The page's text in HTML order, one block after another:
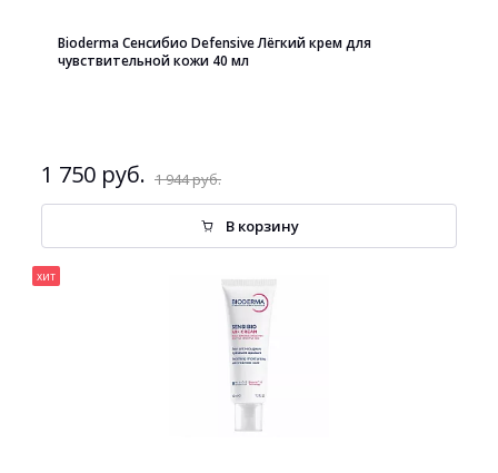
Bioderma Сенсибио Defensive Лёгкий крем для
чувствительной кожи 40 мл
1 750 руб. 1 944 руб.
В корзину
хит